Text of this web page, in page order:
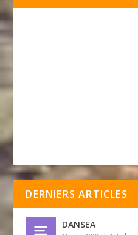
DERNIERS ARTICLES
DANSEA